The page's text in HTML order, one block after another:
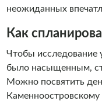
неожиданных
Как
Чтобы исследование
было насыщенным,
Можно посвятить